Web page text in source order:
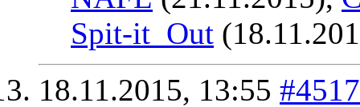
Spit-it_Out
18.11.2015, 13:55 #4517